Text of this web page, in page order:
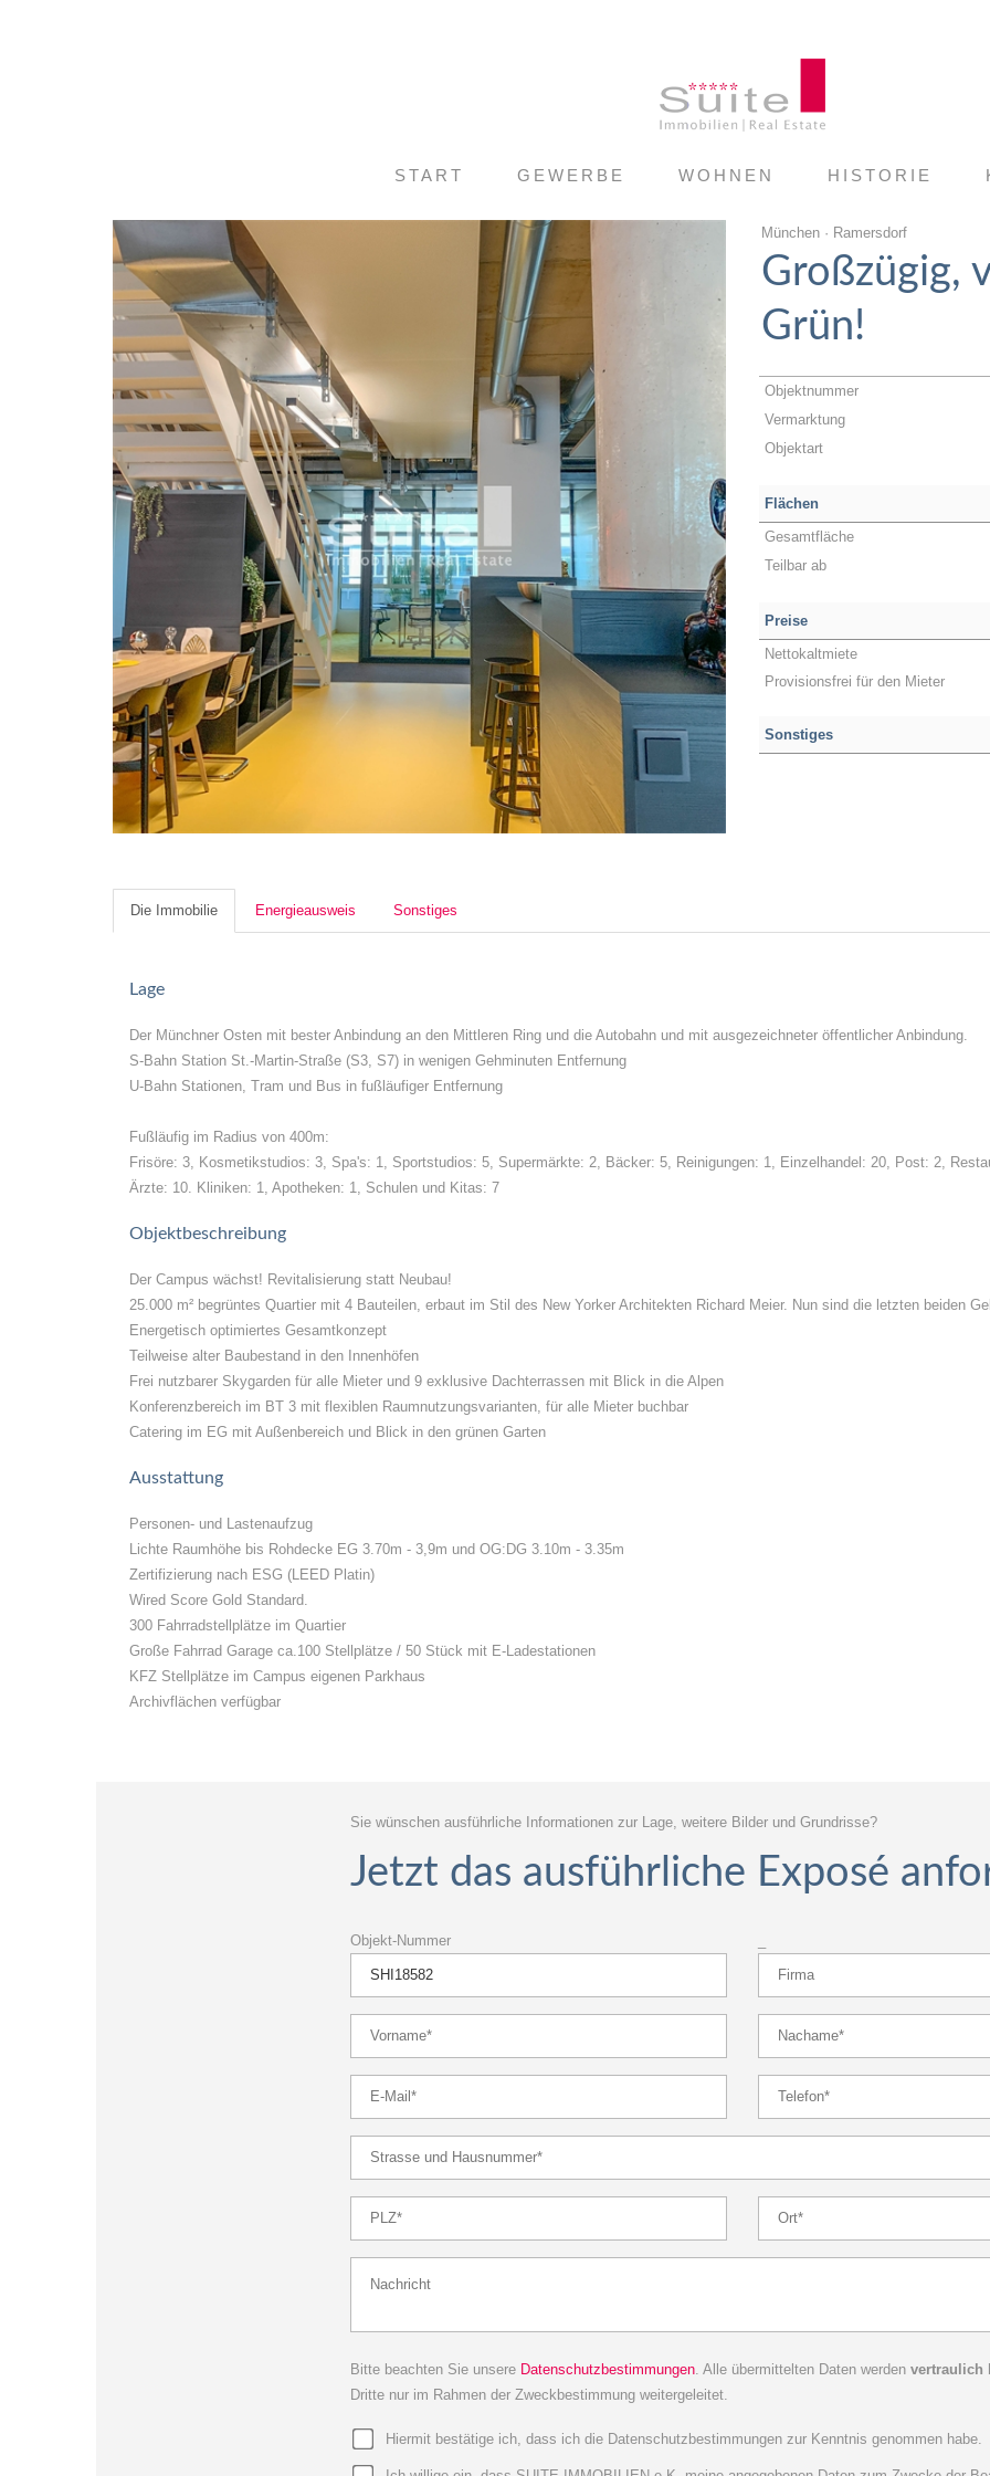
START GEWERBE WOHNEN HISTORIE
München · Ramersdorf
Großzügig,
Grün!
Objektnummer
Vermarktung
Objektart
Flächen
Gesamtfläche
Teilbar ab
Preise
Nettokaltmiete
Provisionsfrei für den Mieter
Sonstiges
Die Immobilie Energieausweis Sonstiges
Lage
Der Münchner Osten mit bester Anbindung an den Mittleren Ring und die Autobahn und mit ausgezeichneter öffentlicher Anbindung.
S-Bahn Station St.-Martin-Straße (S3, S7) in wenigen Gehminuten Entfernung
U-Bahn Stationen, Tram und Bus in fußläufiger Entfernung
Fußläufig im Radius von 400m:
Frisöre: 3, Kosmetikstudios: 3, Spa's: 1, Sportstudios: 5, Supermärkte: 2, Bäcker: 5, Reinigungen: 1, Einzelhandel: 20, Post: 2,
Ärzte: 10. Kliniken: 1, Apotheken: 1, Schulen und Kitas: 7
Objektbeschreibung
Der Campus wächst! Revitalisierung statt Neubau!
25.000 m² begrüntes Quartier mit 4 Bauteilen, erbaut im Stil des New Yorker Architekten Richard Meier. Nun sind die letzten beiden
Energetisch optimiertes Gesamtkonzept
Teilweise alter Baubestand in den Innenhöfen
Frei nutzbarer Skygarden für alle Mieter und 9 exklusive Dachterrassen mit Blick in die Alpen
Konferenzbereich im BT 3 mit flexiblen Raumnutzungsvarianten, für alle Mieter buchbar
Catering im EG mit Außenbereich und Blick in den grünen Garten
Ausstattung
Personen- und Lastenaufzug
Lichte Raumhöhe bis Rohdecke EG 3.70m - 3,9m und OG:DG 3.10m - 3.35m
Zertifizierung nach ESG (LEED Platin)
Wired Score Gold Standard.
300 Fahrradstellplätze im Quartier
Große Fahrrad Garage ca.100 Stellplätze / 50 Stück mit E-Ladestationen
KFZ Stellplätze im Campus eigenen Parkhaus
Archivflächen verfügbar
Sie wünschen ausführliche Informationen zur Lage, weitere Bilder und Grundrisse?
Jetzt das ausführliche Exposé
Objekt-Nummer
Bitte beachten Sie unsere Datenschutzbestimmungen. Alle übermittelten Daten werden vertraulich
Dritte nur im Rahmen der Zweckbestimmung weitergeleitet.
Hiermit bestätige ich, dass ich die Datenschutzbestimmungen zur Kenntnis genommen habe.